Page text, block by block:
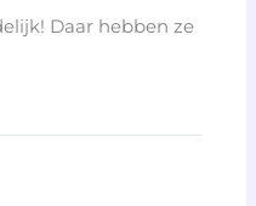
Daar hebben ze